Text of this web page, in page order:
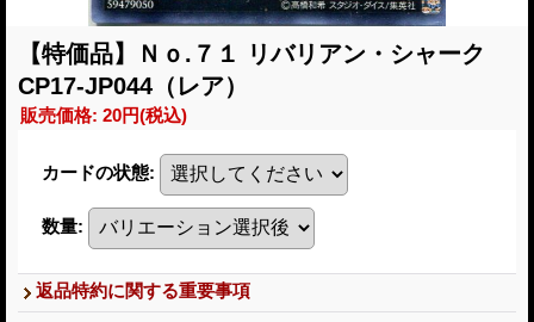
【特価品】Ｎｏ.７１ リバリアン・シャーク
CP17-JP044（レア）
販売価格: 20円(税込)
カードの状態:
数量:
返品特約に関する重要事項